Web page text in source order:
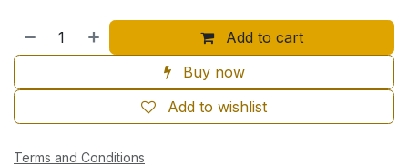
Add to cart
Buy now
Add to wishlist
Terms and Conditions